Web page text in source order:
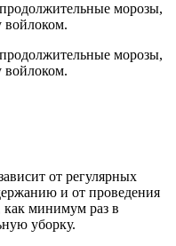
морозы,
войлоком.
морозы,
войлоком.
от регулярных
и от проведения
как минимум раз в
уборку.